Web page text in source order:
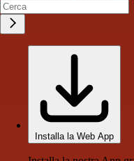
Installa la Web App